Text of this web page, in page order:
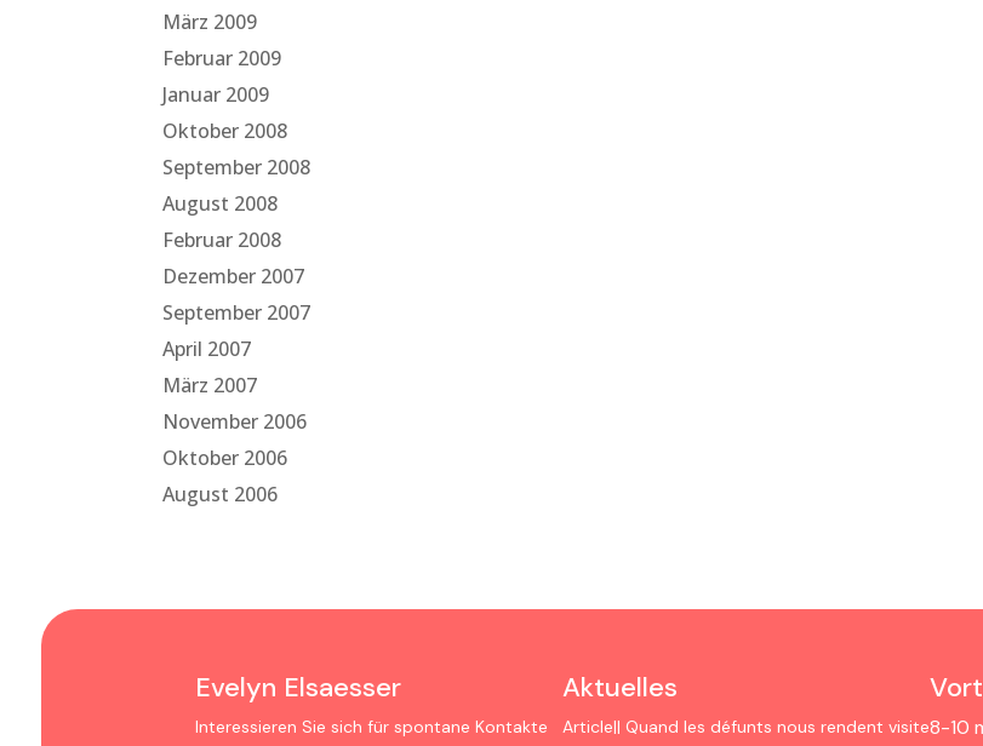
März 2009
Februar 2009
Januar 2009
Oktober 2008
September 2008
August 2008
Februar 2008
Dezember 2007
September 2007
April 2007
März 2007
November 2006
Oktober 2006
August 2006
Evelyn Elsaesser
Interessieren Sie sich für spontane Kontakte
Aktuelles
Article|| Quand les défunts nous rendent visite8-10